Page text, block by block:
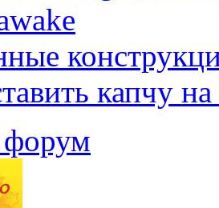
капчу
форум